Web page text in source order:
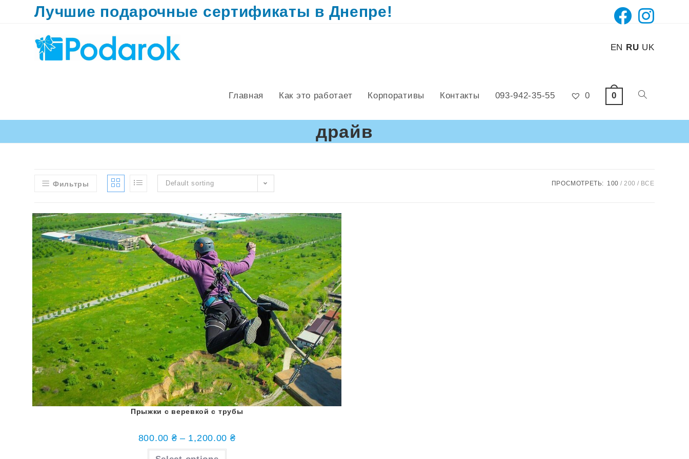
Лучшие подарочные сертификаты в Днепре!
EN RU UK
Главная Как это работает Корпоративы Контакты 093-942-35-55 0 0
драйв
Фильтры Default sorting ПРОСМОТРЕТЬ: 100 200 ВСЕ
Прыжки с веревкой с трубы
800.00 ₴ – 1,200.00 ₴